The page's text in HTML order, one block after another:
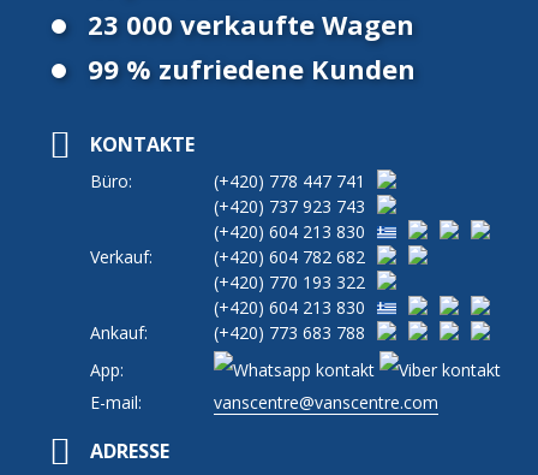
23 000 verkaufte Wagen
99 % zufriedene Kunden
KONTAKTE
Büro: (+420) 778 447 741
(+420) 737 923 743
(+420) 604 213 830
Verkauf:
(+420) 604 782 682
(+420) 770 193 322
(+420) 604 213 830
Ankauf:
(+420) 773 683 788
App:
E-mail:
vanscentre@vanscentre.com
ADRESSE